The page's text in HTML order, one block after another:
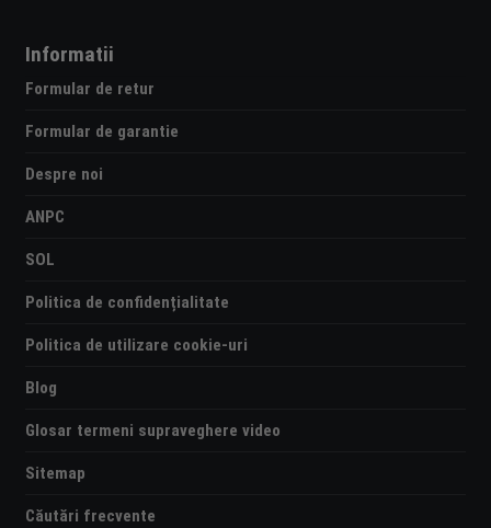
Informatii
Formular de retur
Formular de garantie
Despre noi
ANPC
SOL
Politica de confidențialitate
Politica de utilizare cookie-uri
Blog
Glosar termeni supraveghere video
Sitemap
Căutări frecvente